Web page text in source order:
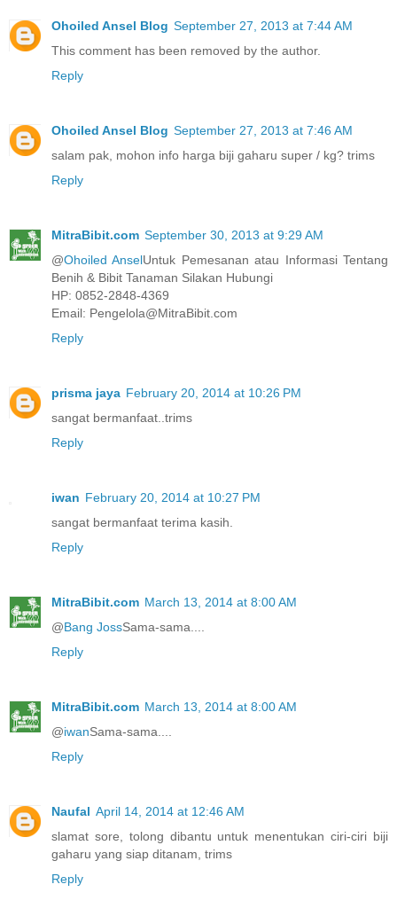
Ohoiled Ansel Blog September 27, 2013 at 7:44 AM
This comment has been removed by the author.
Reply
Ohoiled Ansel Blog September 27, 2013 at 7:46 AM
salam pak, mohon info harga biji gaharu super / kg? trims
Reply
MitraBibit.com September 30, 2013 at 9:29 AM
@Ohoiled AnselUntuk Pemesanan atau Informasi Tentang
Benih & Bibit Tanaman Silakan Hubungi
HP: 0852-2848-4369
Email: Pengelola@MitraBibit.com
Reply
prisma jaya February 20, 2014 at 10:26 PM
sangat bermanfaat..trims
Reply
iwan February 20, 2014 at 10:27 PM
sangat bermanfaat terima kasih.
Reply
MitraBibit.com March 13, 2014 at 8:00 AM
@Bang JossSama-sama....
Reply
MitraBibit.com March 13, 2014 at 8:00 AM
@iwanSama-sama....
Reply
Naufal April 14, 2014 at 12:46 AM
slamat sore, tolong dibantu untuk menentukan ciri-ciri biji
gaharu yang siap ditanam, trims
Reply